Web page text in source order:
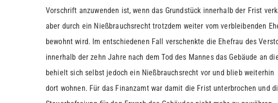
Vorschrift anzuwenden ist, wenn das Grundstück innerhalb der Frist
aber durch ein Nießbrauchsrecht trotzdem weiter vom verbleibenden
bewohnt wird. Im entschiedenen Fall verschenkte die Ehefrau des
innerhalb der zehn Jahre nach dem Tod des Mannes das Gebäude an
behielt sich selbst jedoch ein Nießbrauchsrecht vor und blieb weiterhin
dort wohnen. Für das Finanzamt war damit die Frist unterbrochen und